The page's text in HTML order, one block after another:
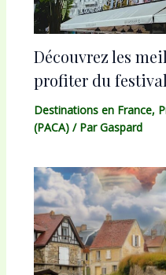
Découvrez les
profiter du
Destinations en France,
(PACA)/ ParGaspard